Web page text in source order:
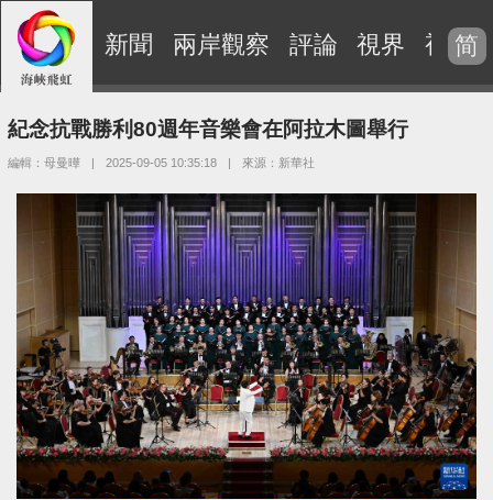
新聞 兩岸觀察 評論 視界 視頻
简
紀念抗戰勝利80週年音樂會在阿拉木圖舉行
編輯：母曼曄 | 2025-09-05 10:35:18 | 來源：新華社